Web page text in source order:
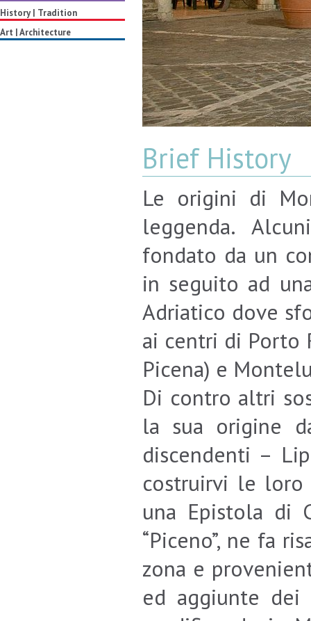
History | Tradition
Art | Architecture
Brief History
Le origini di
leggenda.
fondato da un
in seguito ad
Adriatico dove
ai centri di Porto
Picena) e
Di contro altri
la sua origine
discendenti –
costruirvi le
una Epistola di
“Piceno”, ne fa
zona e
ed aggiunte